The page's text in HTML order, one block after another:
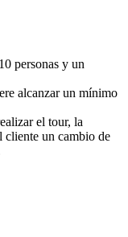
personas y un
alcanzar un mínimo
el tour, la
cliente un cambio de